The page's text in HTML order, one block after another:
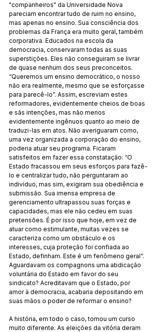
"companheiros" da Universidade Nova
pareciam encontrar tudo de ruim no ensino,
mas apenas no ensino. Sua consciência dos
problemas da França era muito geral, também
corporativa. Educados na escola da
democracia, conservaram todas as suas
superstições. Eles não conseguiram se livrar
de quase nenhum dos seus preconceitos.
“Queremos um ensino democrático, o nosso
não era realmente, mesmo que se esforçasse
para parecê-lo”. Assim, escreviam estes
reformadores, evidentemente cheios de boas
e sãs intenções, mas não menos
evidentemente ingênuos quanto ao meio de
traduzi-las em atos. Não averiguaram como,
uma vez organizada a corporação do ensino,
poderia atuar seu programa. Ficaram
satisfeitos em fazer essa constatação: “O
Estado fracassou em seus esforços para fazê-
lo e centralizar tudo, não perguntaram ao
indivíduo, mas sim, exigiram sua obediência e
submissão. Sua imensa empresa de
gerenciamento ultrapassou suas forças e
capacidades, mas ele não cedeu em suas
pretensões. É por isso que hoje, em vez de
atuar como estimulante, muitas vezes se
caracteriza como um obstáculo e os
interesses, cuja proteção foi confiada ao
Estado, definham. Este é um fenômeno geral”.
Aguardavam os compagnons uma abdicação
voluntária do Estado em favor do seu
sindicato? Acreditavam que o Estado, por
amor à democracia, acabaria depositando em
suas mãos o poder de reformar o ensino?
A história, em todo o caso, tomou um curso
muito diferente. As eleições da vitória deram